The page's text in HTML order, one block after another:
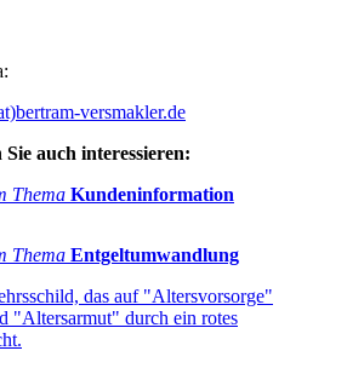
versmakler.de
auch interessieren:
Thema Kundeninformation
Thema Entgeltumwandlung